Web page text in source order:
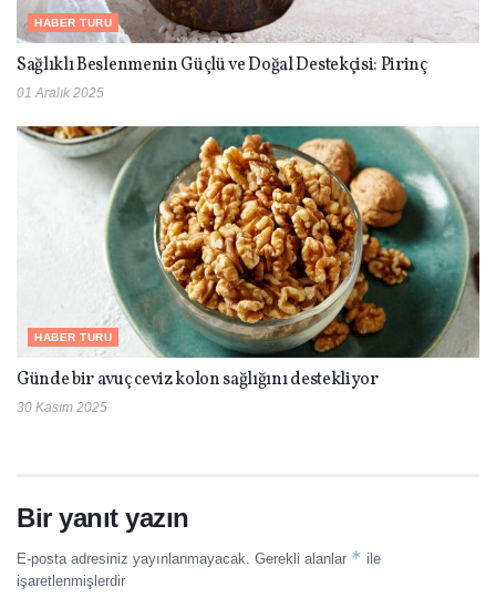
HABER TURU
Sağlıklı Beslenmenin Güçlü ve Doğal Destekçisi: Pirinç
01 Aralık 2025
HABER TURU
Günde bir avuç ceviz kolon sağlığını destekliyor
30 Kasım 2025
Bir yanıt yazın
E-posta adresiniz yayınlanmayacak. Gerekli alanlar * ile
işaretlenmişlerdir